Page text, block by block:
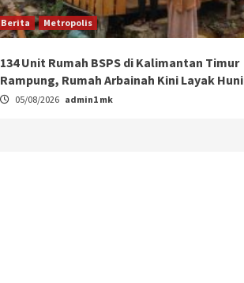
Berita Metropolis
134 Unit Rumah BSPS di Kalimantan Timur
Rampung, Rumah Arbainah Kini Layak Huni
05/08/2026 admin1 mk